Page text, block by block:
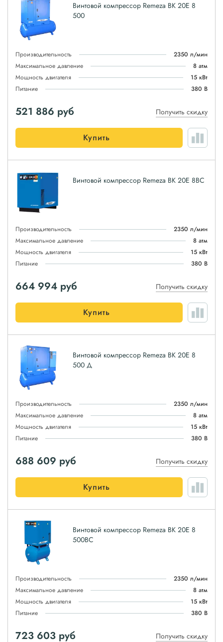
Винтовой компрессор Remeza ВК 20Е 8
500
Производительность
2350 л/мин
Максимальное давление
8 атм
Мощность двигателя
15 кВт
Питание
380 В
521 886 руб Получить скидку
Купить
Винтовой компрессор Remeza ВК 20E 8ВС
Производительность
2350 л/мин
Максимальное давление
8 атм
Мощность двигателя
15 кВт
Питание
380 В
664 994 руб Получить скидку
Купить
Винтовой компрессор Remeza ВК 20Е 8
500 Д
Производительность
2350 л/мин
Максимальное давление
8 атм
Мощность двигателя
15 кВт
Питание
380 В
688 609 руб Получить скидку
Купить
Винтовой компрессор Remeza ВК 20E 8
500ВС
Производительность
2350 л/мин
Максимальное давление
8 атм
Мощность двигателя
15 кВт
Питание
380 В
723 603 руб Получить скидку